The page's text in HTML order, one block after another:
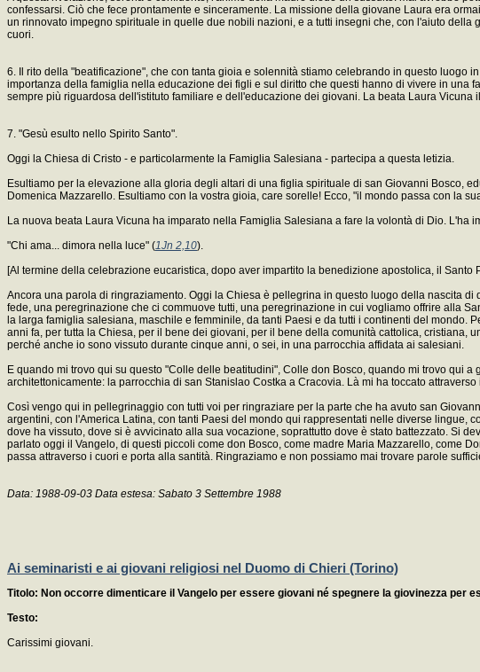
confessarsi. Ciò che fece prontamente e sinceramente. La missione della giovane Laura era
un rinnovato impegno spirituale in quelle due nobili nazioni, e a tutti insegni che, con l'aiuto
cuori.
6. Il rito della "beatificazione", che con tanta gioia e solennità stiamo celebrando in questo
importanza della famiglia nella educazione dei figli e sul diritto che questi hanno di vivere in
sempre più riguardosa dell'istituto familiare e dell'educazione dei giovani. La beata Laura
7. "Gesù esulto nello Spirito Santo".
Oggi la Chiesa di Cristo - e particolarmente la Famiglia Salesiana - partecipa a questa letizia.
Esultiamo per la elevazione alla gloria degli altari di una figlia spirituale di san Giovanni Bosco,
Domenica Mazzarello. Esultiamo con la vostra gioia, care sorelle! Ecco, "il mondo passa con la
La nuova beata Laura Vicuna ha imparato nella Famiglia Salesiana a fare la volontà di Dio.
"Chi ama... dimora nella luce" (1Jn 2,10).
[Al termine della celebrazione eucaristica, dopo aver impartito la benedizione apostolica, il
Ancora una parola di ringraziamento. Oggi la Chiesa è pellegrina in questo luogo della nascita
fede, una peregrinazione che ci commuove tutti, una peregrinazione in cui vogliamo offrire alla
la larga famiglia salesiana, maschile e femminile, da tanti Paesi e da tutti i continenti del
anni fa, per tutta la Chiesa, per il bene dei giovani, per il bene della comunità cattolica, cristiana,
perché anche io sono vissuto durante cinque anni, o sei, in una parrocchia affidata ai salesiani.
E quando mi trovo qui su questo "Colle delle beatitudini", Colle don Bosco, quando mi trovo qui
architettonicamente: la parrocchia di san Stanislao Costka a Cracovia. Là mi ha toccato
Così vengo qui in pellegrinaggio con tutti voi per ringraziare per la parte che ha avuto san
argentini, con l'America Latina, con tanti Paesi del mondo qui rappresentati nelle diverse lingue,
dove ha vissuto, dove si è avvicinato alla sua vocazione, soprattutto dove è stato battezzato. Si
parlato oggi il Vangelo, di questi piccoli come don Bosco, come madre Maria Mazzarello, come
passa attraverso i cuori e porta alla santità. Ringraziamo e non possiamo mai trovare parole
Data: 1988-09-03 Data estesa: Sabato 3 Settembre 1988
Ai seminaristi e ai giovani religiosi nel Duomo di Chieri (Torino)
Titolo: Non occorre dimenticare il Vangelo per essere giovani né spegnere la giovinezza per
Testo:
Carissimi giovani.